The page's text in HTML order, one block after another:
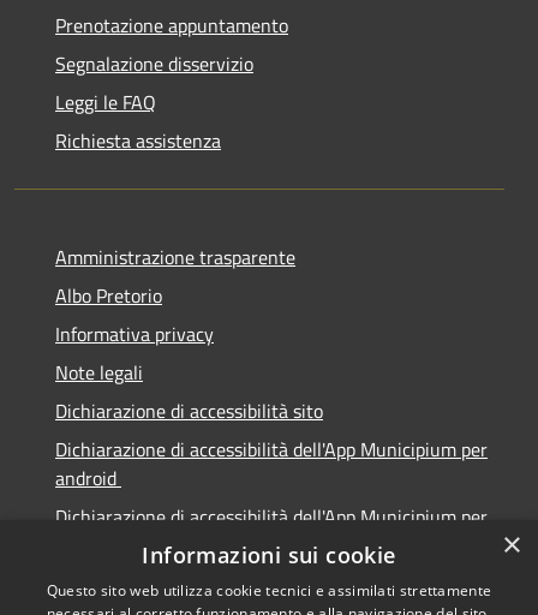
Prenotazione appuntamento
Segnalazione disservizio
Leggi le FAQ
Richiesta assistenza
Amministrazione trasparente
Albo Pretorio
Informativa privacy
Note legali
Dichiarazione di accessibilità sito
Dichiarazione di accessibilità dell'App Municipium per
android
Dichiarazione di accessibilità dell'App Municipium per
×
Informazioni sui cookie
Questo sito web utilizza cookie tecnici e assimilati strettamente